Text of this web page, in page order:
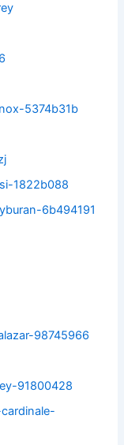
5374b31b
1822b088
6b494191
98745966
91800428